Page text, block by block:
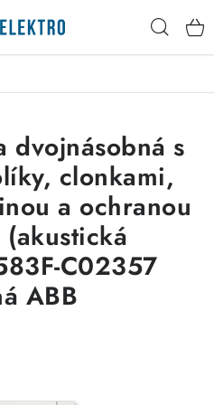
dvojnásobná s
clonkami,
a ochranou
C02357
ABB